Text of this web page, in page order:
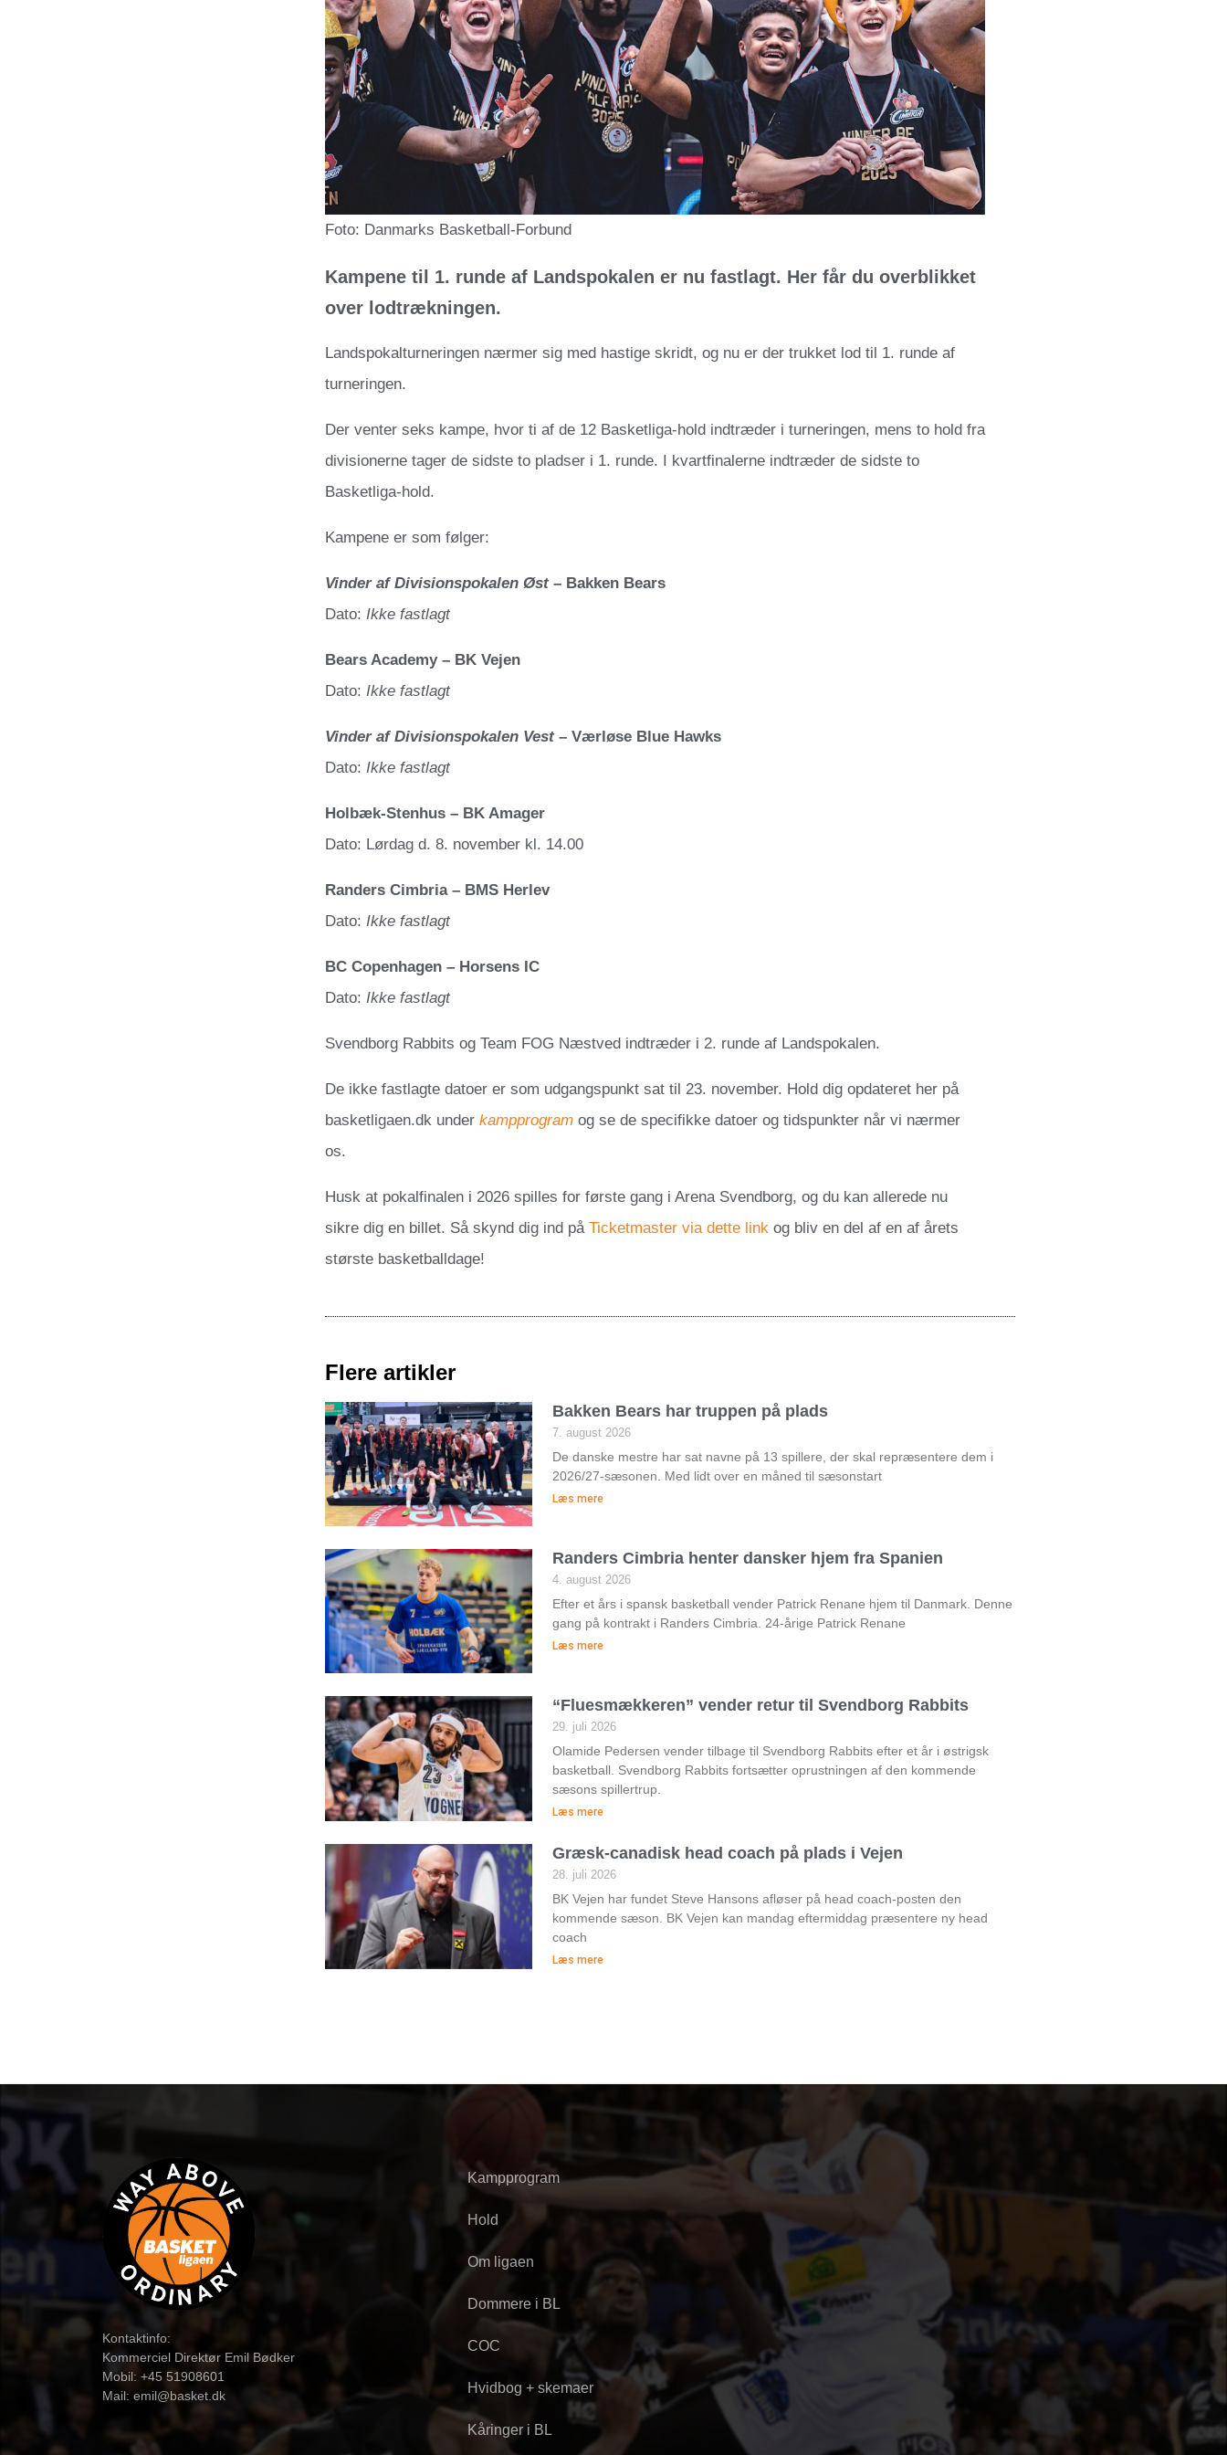
Foto: Danmarks Basketball-Forbund
Kampene til 1. runde af Landspokalen er nu fastlagt. Her får du overblikket
over lodtrækningen.
Landspokalturneringen nærmer sig med hastige skridt, og nu er der trukket lod til 1. runde af
turneringen.
Der venter seks kampe, hvor ti af de 12 Basketliga-hold indtræder i turneringen, mens to hold fra
divisionerne tager de sidste to pladser i 1. runde. I kvartfinalerne indtræder de sidste to
Basketliga-hold.
Kampene er som følger:
Vinder af Divisionspokalen Øst– Bakken Bears
Dato: Ikke fastlagt
Bears Academy – BK Vejen
Dato: Ikke fastlagt
Vinder af Divisionspokalen Vest– Værløse Blue Hawks
Dato: Ikke fastlagt
Holbæk-Stenhus – BK Amager
Dato: Lørdag d. 8. november kl. 14.00
Randers Cimbria – BMS Herlev
Dato: Ikke fastlagt
BC Copenhagen – Horsens IC
Dato: Ikke fastlagt
Svendborg Rabbits og Team FOG Næstved indtræder i 2. runde af Landspokalen.
De ikke fastlagte datoer er som udgangspunkt sat til 23. november. Hold dig opdateret her på
basketligaen.dk under kampprogramog se de specifikke datoer og tidspunkter når vi nærmer
os.
Husk at pokalfinalen i 2026 spilles for første gang i Arena Svendborg, og du kan allerede nu
sikre dig en billet. Så skynd dig ind på Ticketmaster via dette linkog bliv en del af en af årets
største basketballdage!
Flere artikler
Bakken Bears har truppen på plads
7. august 2026
De danske mestre har sat navne på 13 spillere, der skal repræsentere dem i
2026/27-sæsonen. Med lidt over en måned til sæsonstart
Læs mere
Randers Cimbria henter dansker hjem fra Spanien
4. august 2026
Efter et års i spansk basketball vender Patrick Renane hjem til Danmark. Denne
gang på kontrakt i Randers Cimbria. 24-årige Patrick Renane
Læs mere
“Fluesmækkeren” vender retur til Svendborg Rabbits
29. juli 2026
Olamide Pedersen vender tilbage til Svendborg Rabbits efter et år i østrigsk
basketball. Svendborg Rabbits fortsætter oprustningen af den kommende
sæsons spillertrup.
Læs mere
Græsk-canadisk head coach på plads i Vejen
28. juli 2026
BK Vejen har fundet Steve Hansons afløser på head coach-posten den
kommende sæson. BK Vejen kan mandag eftermiddag præsentere ny head
coach
Læs mere
Kontaktinfo:
Kommerciel Direktør Emil Bødker
Mobil: +45 51908601
Mail: emil@basket.dk
Kampprogram
Hold
Om ligaen
Dommere i BL
COC
Hvidbog + skemaer
Kåringer i BL